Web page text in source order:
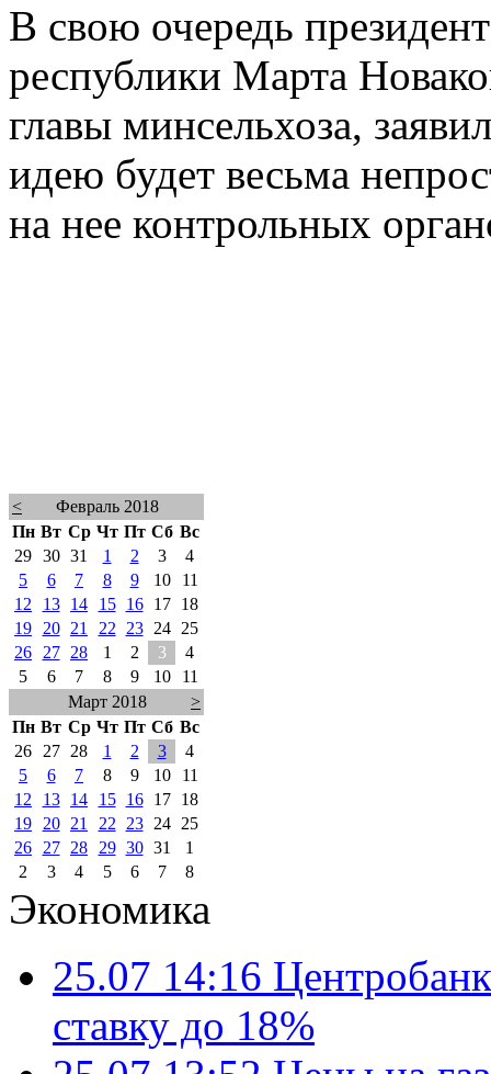
В свою очередь
республики Марта
главы минсельхоза,
идею будет весьма
на нее контрольных
<
Февраль 2018
Пн Вт Ср Чт Пт Сб Вс
29 30 31 1 2 3
4
5
6 7 8 9 10
11
12
13 14 15 16 17
18
19
20 21 22 23 24
25
26
27 28 1 2 3
4
5
6 7 8 9 10
11
Март 2018
>
Пн Вт Ср Чт Пт Сб Вс
26
27 28 1 2 3
4
5
6 7 8 9 10
11
12
13 14 15 16 17
18
19
20 21 22 23 24
25
26
27 28 29 30 31
1
2
3 4 5 6 7 8
Экономика
25.07 14:16
ставку до 18%